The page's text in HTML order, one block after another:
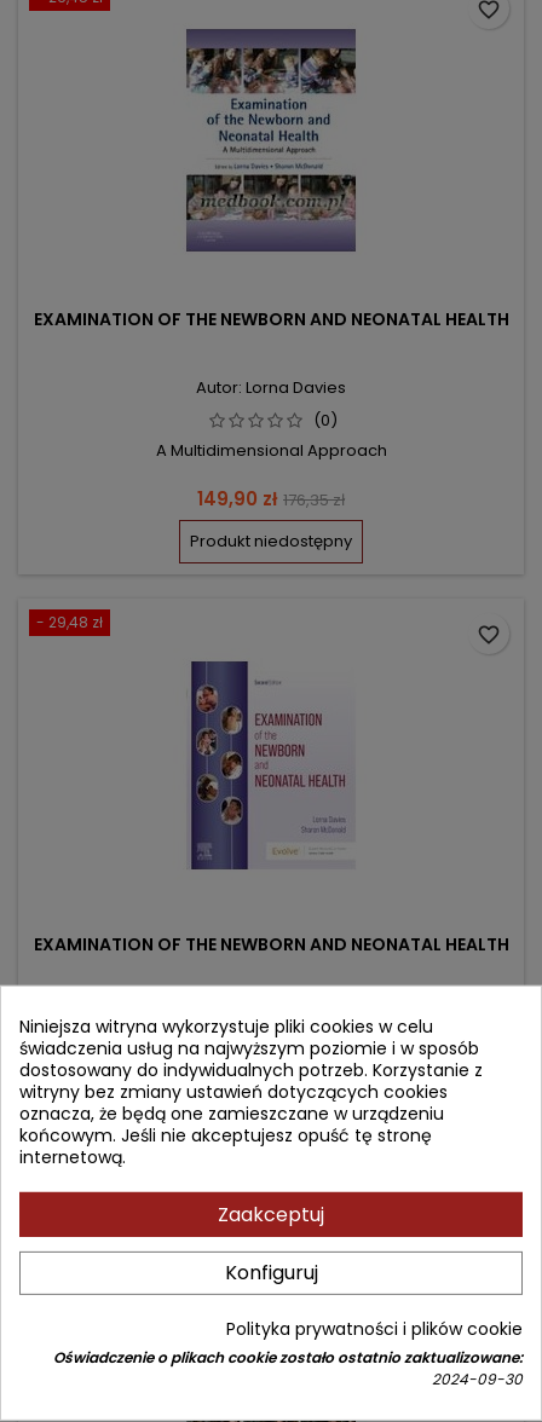
EXAMINATION OF THE NEWBORN AND NEONATAL HEALTH
Autor: Lorna Davies
(0)
A Multidimensional Approach
Cena
149,90 zł Cena
podstawowa
176,35 zł
Produkt niedostępny
favorite_border
- 29,48 zł
EXAMINATION OF THE NEWBORN AND NEONATAL HEALTH
(0)
A Multidimensional Approach
Cena
167,03 złCena
podstawowa
196,51 zł
favorite_border
- 17,13 zł
favorite_border
Niniejsza witryna wykorzystuje pliki cookies w celu
świadczenia usług na najwyższym poziomie i w sposób
dostosowany do indywidualnych potrzeb. Korzystanie z
witryny bez zmiany ustawień dotyczących cookies
oznacza, że będą one zamieszczane w urządzeniu
końcowym. Jeśli nie akceptujesz opuść tę stronę
internetową.
Zaakceptuj
Konfiguruj
Polityka prywatności i plików cookie
Oświadczenie o plikach cookie zostało ostatnio zaktualizowane:
2024-09-30